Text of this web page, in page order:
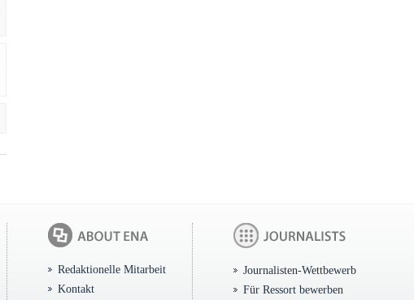
Redaktionelle Mitarbeit
Kontakt
Journalisten-Wettbewerb
Für Ressort bewerben